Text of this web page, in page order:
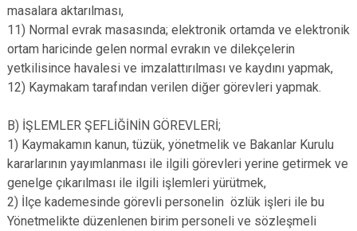
masalara aktarılması,
11) Normal evrak masasında; elektronik ortamda ve elektronik
ortam haricinde gelen normal evrakın ve dilekçelerin
yetkilisince havalesi ve imzalattırılması ve kaydını yapmak,
12) Kaymakam tarafından verilen diğer görevleri yapmak.
B) İŞLEMLER ŞEFLİĞİNİN GÖREVLERİ;
1) Kaymakamın kanun, tüzük, yönetmelik ve Bakanlar Kurulu
kararlarının yayımlanması ile ilgili görevleri yerine getirmek ve
genelge çıkarılması ile ilgili işlemleri yürütmek,
2) İlçe kademesinde görevli personelin özlük işleri ile bu
Yönetmelikte düzenlenen birim personeli ve sözleşmeli